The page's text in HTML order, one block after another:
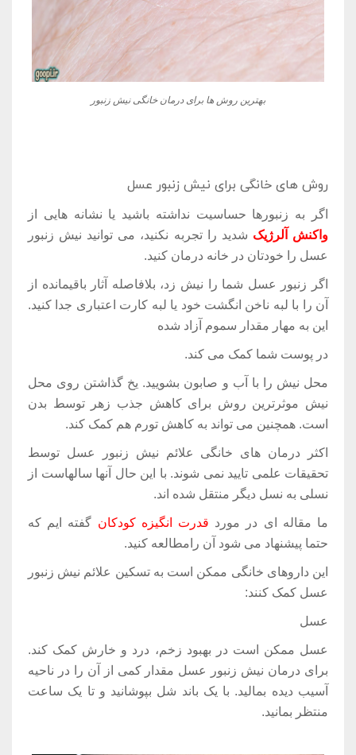
بهترین روش ها برای درمان خانگی نیش زنبور
روش های خانگی برای نیش زنبور عسل
اگر به زنبورها حساسیت نداشته باشید یا نشانه هایی از
واکنش آلرژیک شدید را تجربه نکنید، می توانید نیش زنبور
عسل را خودتان در خانه درمان کنید.
اگر زنبور عسل شما را نیش زد، بلافاصله آثار باقیمانده از
آن را با لبه ناخن انگشت خود یا لبه کارت اعتباری جدا کنید.
این به مهار مقدار سموم آزاد شده
در پوست شما کمک می کند.
محل نیش را با آب و صابون بشویید. یخ گذاشتن روی محل
نیش موثرترین روش برای کاهش جذب زهر توسط بدن
است. همچنین می تواند به کاهش تورم هم کمک کند.
اکثر درمان های خانگی علائم نیش زنبور عسل توسط
تحقیقات علمی تایید نمی شوند. با این حال آنها سالهاست از
نسلی به نسل دیگر منتقل شده اند.
ما مقاله ای در مورد قدرت انگیزه کودکان گفته ایم که
حتما پیشنهاد می شود آن رامطالعه کنید.
این داروهای خانگی ممکن است به تسکین علائم نیش زنبور
عسل کمک کنند:
عسل
عسل ممکن است در بهبود زخم، درد و خارش کمک کند.
برای درمان نیش زنبور عسل مقدار کمی از آن را در ناحیه
آسیب دیده بمالید. با یک باند شل بپوشانید و تا یک ساعت
منتظر بمانید.